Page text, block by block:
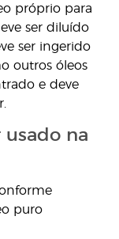
próprio para
ser diluído
ser ingerido
outros óleos
e deve
na
puro